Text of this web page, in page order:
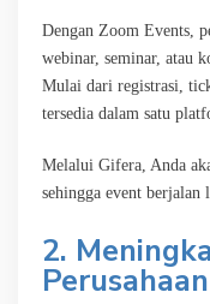
Dengan Zoom Events,
webinar, seminar, atau
Mulai dari registrasi,
tersedia dalam satu
Melalui Gifera, Anda
sehingga event
2.
Perusahaan